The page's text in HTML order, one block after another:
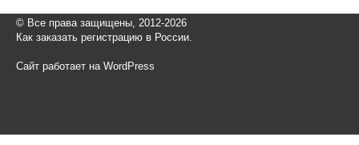
© Все права защищены, 2012-2026
Как заказать регистрацию в России.
Сайт работает на WordPress